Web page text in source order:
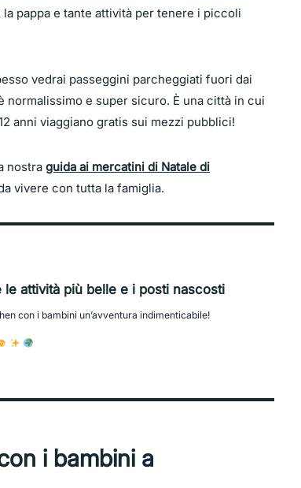
pappa e tante attività per tenere i piccoli
vedrai passeggini parcheggiati fuori dai
normalissimo e super sicuro. È una città in cui
anni viaggiano gratis sui mezzi pubblici!
nostra guida ai mercatini di Natale di
vivere con tutta la famiglia.
attività più belle e i posti nascosti
con i bambini un’avventura indimenticabile!
i bambini a